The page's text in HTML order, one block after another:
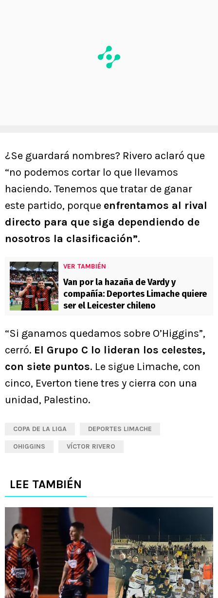
¿Se guardará nombres? Rivero aclaró que
“no podemos cortar lo que llevamos
haciendo. Tenemos que tratar de ganar
este partido, porque enfrentamos al rival
directo para que siga dependiendo de
nosotros la clasificación”.
VER TAMBIÉN
Van por la hazaña de Vardy y
compañía: Deportes Limache quiere
ser el Leicester chileno
“Si ganamos quedamos sobre O’Higgins”,
cerró. El Grupo C lo lideran los celestes,
con siete puntos. Le sigue Limache, con
cinco, Everton tiene tres y cierra con una
unidad, Palestino.
COPA DE LA LIGA DEPORTES LIMACHE
OHIGGINS VÍCTOR RIVERO
LEE TAMBIÉN